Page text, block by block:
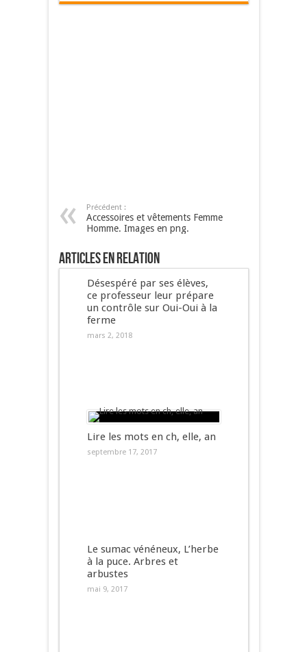
Précédent :
Accessoires et vêtements Femme
Homme. Images en png.
Articles en relation
Désespéré par ses élèves,
ce professeur leur prépare
un contrôle sur Oui-Oui à la
ferme
mars 2, 2018
Lire les mots en ch, elle, an
septembre 17, 2017
Le sumac vénéneux, L’herbe
à la puce. Arbres et
arbustes
mai 9, 2017